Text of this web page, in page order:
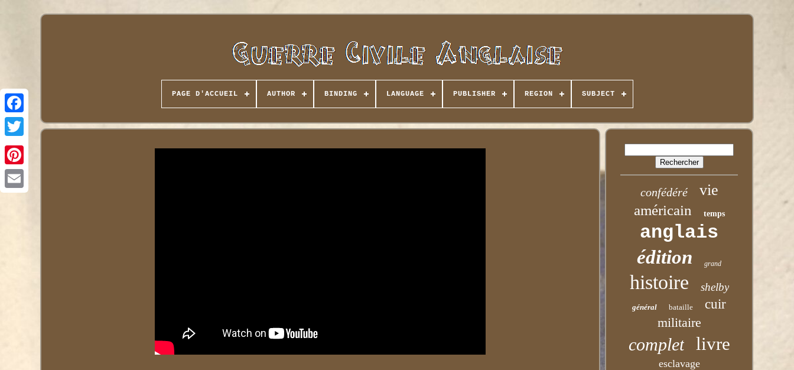
PAGE D'ACCUEIL AUTHOR BINDING LANGUAGE PUBLISHER REGION SUBJECT
confédéré vie
américain temps
anglais
édition grand
histoire shelby
général bataille
cuir
militaire
complet livre
esclavage